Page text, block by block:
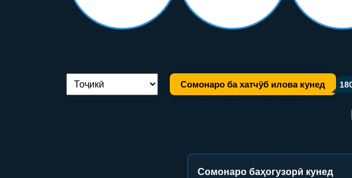
Иваз кардани забон: Сомонаро ба хатчӯб илова кунед
Сомонаро баҳогузорӣ кунед